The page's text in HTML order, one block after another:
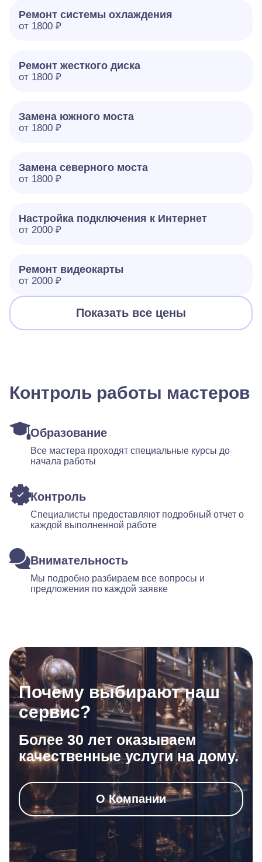
Ремонт системы охлаждения
от 1800 ₽
Ремонт жесткого диска
от 1800 ₽
Замена южного моста
от 1800 ₽
Замена северного моста
от 1800 ₽
Настройка подключения к Интернет
от 2000 ₽
Ремонт видеокарты
от 2000 ₽
Показать все цены
Контроль работы мастеров
Образование
Все мастера проходят специальные курсы до
начала работы
Контроль
Специалисты предоставляют подробный отчет о
каждой выполненной работе
Внимательность
Мы подробно разбираем все вопросы и
предложения по каждой заявке
Почему выбирают наш
сервис?
Более 30 лет оказываем
качественные услуги на дому.
О Компании